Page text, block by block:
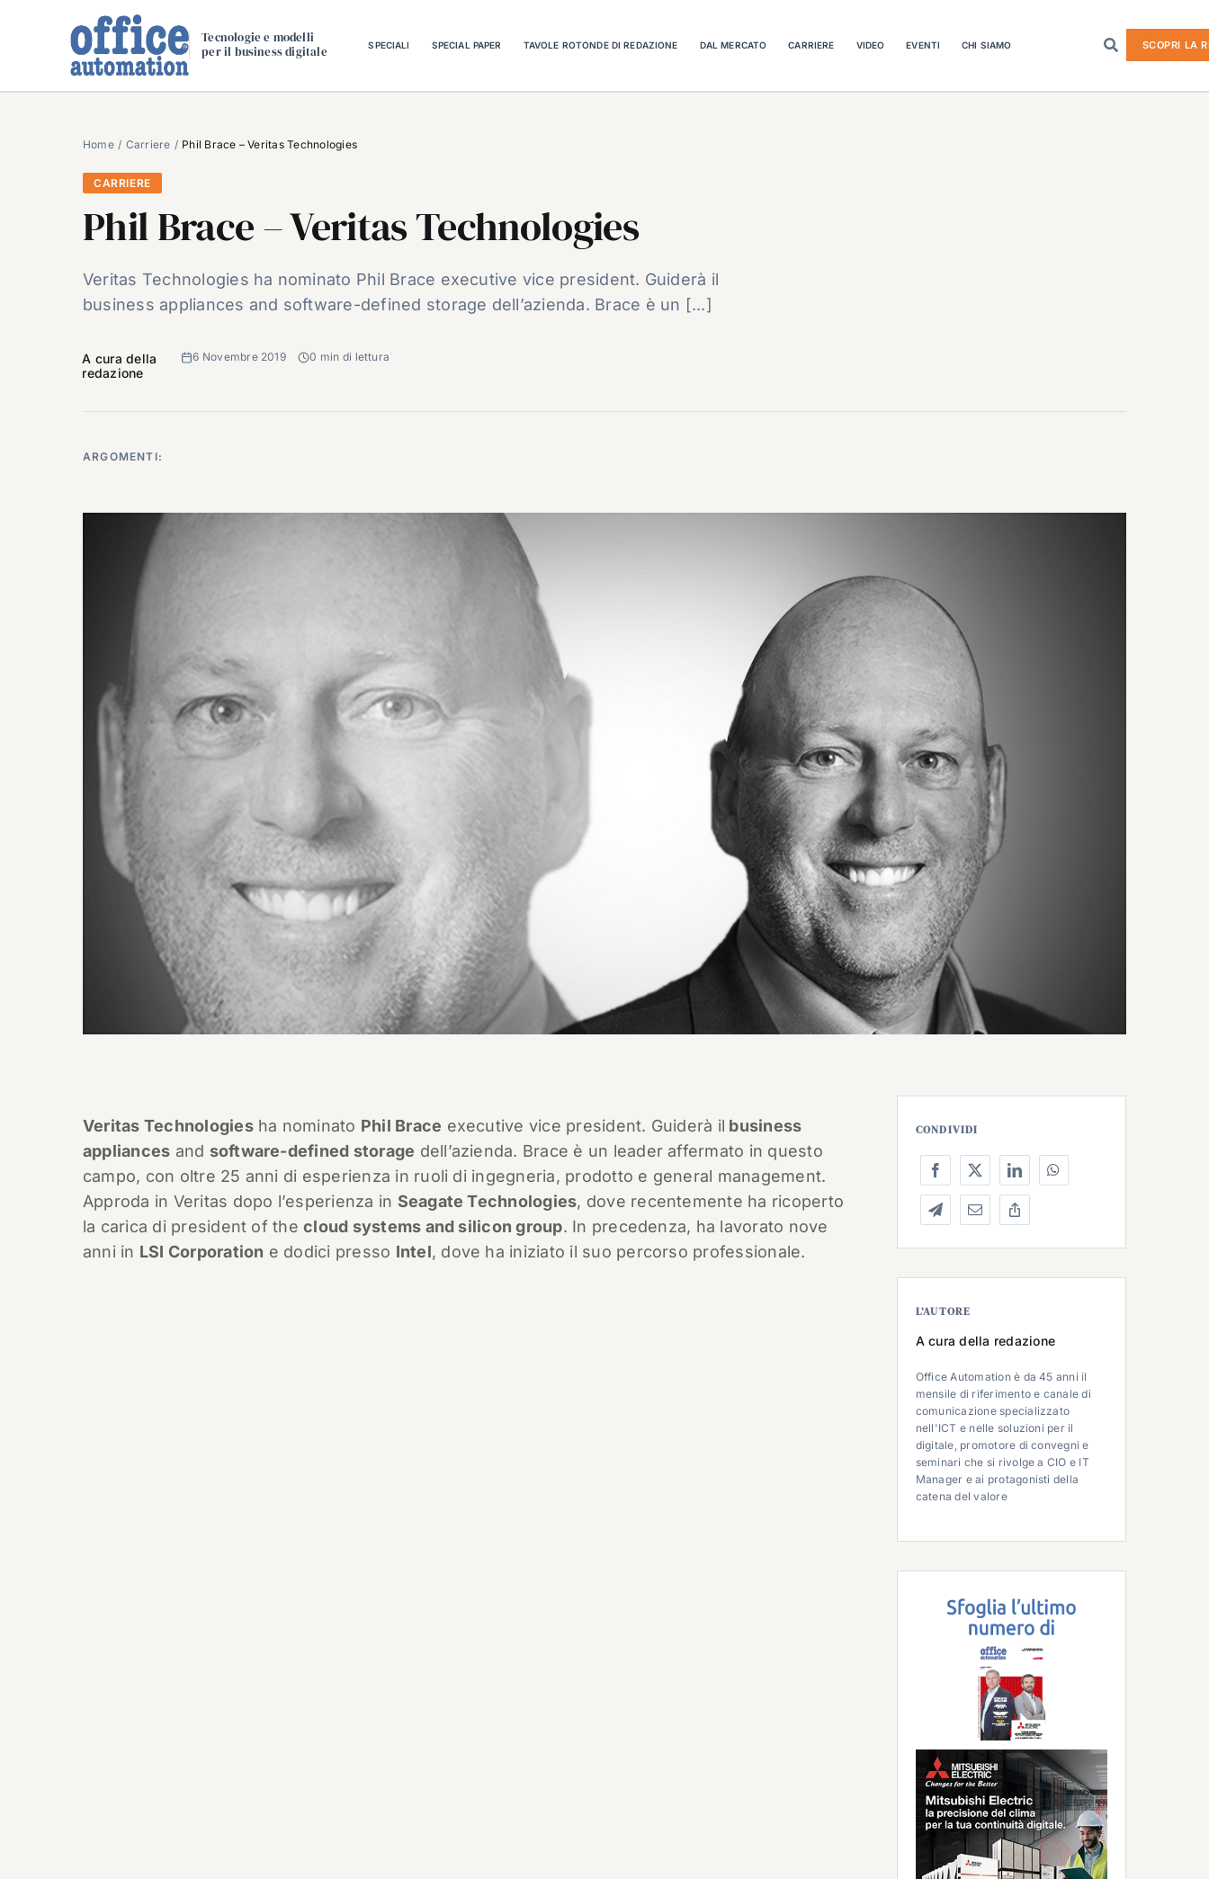
Tecnologie e modelli
per il business digitale
SPECIALI SPECIAL PAPER TAVOLE ROTONDE DI REDAZIONE DAL MERCATO CARRIERE VIDEO EVENTI CHI SIAMO SCOPRI LA
Home Carriere Phil Brace – Veritas Technologies
CARRIERE
Phil Brace – Veritas Technologies
Veritas Technologies ha nominato Phil Brace executive vice president. Guiderà il
business appliances and software-defined storage dell’azienda. Brace è un [...]
A cura della
redazione
6 Novembre 2019 0 min di lettura
ARGOMENTI:
Veritas Technologiesha nominato Phil Brace executive vice president. Guiderà il business
appliances and software-defined storage dell’azienda. Brace è un leader affermato in questo
campo, con oltre 25 anni di esperienza in ruoli di ingegneria, prodotto e general management.
Approda in Veritas dopo l’esperienza in Seagate Technologies, dove recentemente ha ricoperto
la carica di president of thecloud systems and silicon group. In precedenza, ha lavorato nove
anni in LSI Corporation e dodici presso Intel, dove ha iniziato il suo percorso professionale.
CONDIVIDI
L’AUTORE
A cura della redazione
Office Automation è da 45 anni il
mensile di riferimento e canale di
comunicazione specializzato
nell'ICT e nelle soluzioni per il
digitale, promotore di convegni e
seminari che si rivolge a CIO e IT
Manager e ai protagonisti della
catena del valore